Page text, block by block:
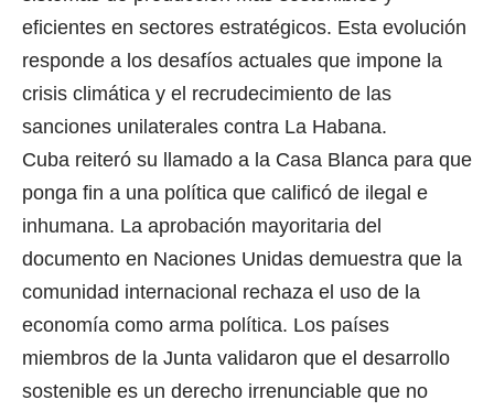
eficientes en sectores estratégicos. Esta evolución
responde a los desafíos actuales que impone la
crisis climática y el recrudecimiento de las
sanciones unilaterales contra La Habana.
Cuba reiteró su llamado a la Casa Blanca para que
ponga fin a una política que calificó de ilegal e
inhumana. La aprobación mayoritaria del
documento en Naciones Unidas demuestra que la
comunidad internacional rechaza el uso de la
economía como arma política. Los países
miembros de la Junta validaron que el desarrollo
sostenible es un derecho irrenunciable que no